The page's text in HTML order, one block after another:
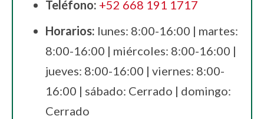
Teléfono: +52 668 191 1717
Horarios: lunes: 8:00-16:00 | martes:
8:00-16:00 | miércoles: 8:00-16:00 |
jueves: 8:00-16:00 | viernes: 8:00-
16:00 | sábado: Cerrado | domingo:
Cerrado